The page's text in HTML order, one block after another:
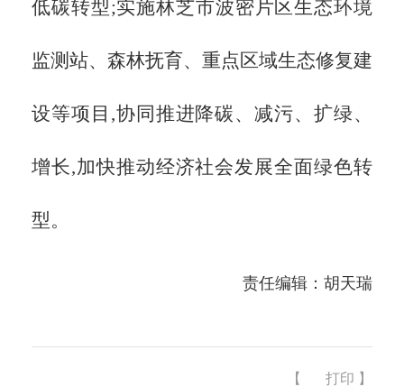
低碳转型;实施林芝市波密片区生态环境
监测站、森林抚育、重点区域生态修复建
设等项目,协同推进降碳、减污、扩绿、
增长,加快推动经济社会发展全面绿色转
型。
责任编辑：胡天瑞
【 打印 】